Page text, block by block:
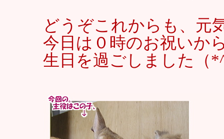
どうぞこれからも、元
今日は０時のお祝いか
生日を過ごしました（